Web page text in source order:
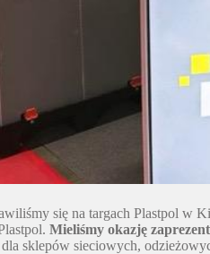
się na targach Plastpol w
Mieliśmy okazję
sklepów sieciowych,